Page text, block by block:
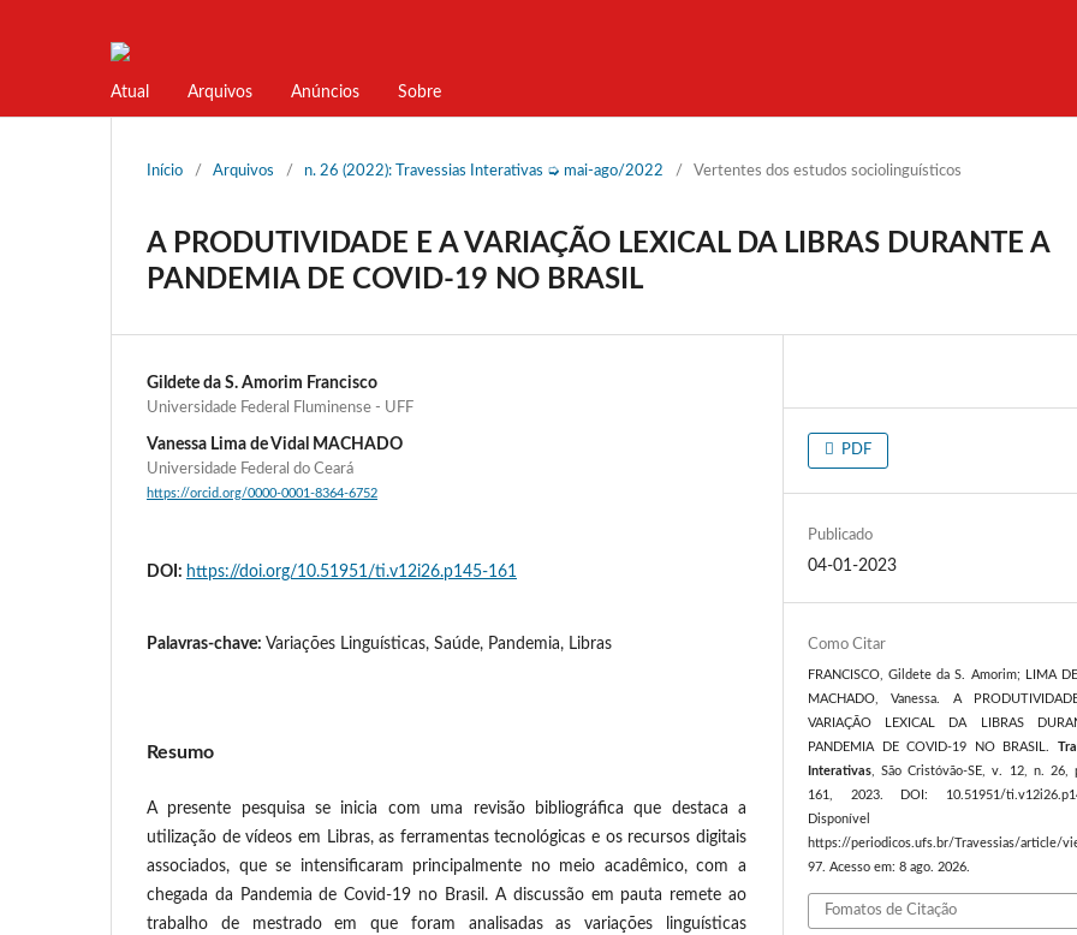
Atual Arquivos Anúncios Sobre
Início / Arquivos / n. 26 (2022): Travessias Interativas ➭ mai-ago/2022 / Vertentes dos estudos sociolinguísticos
A PRODUTIVIDADE E A VARIAÇÃO LEXICAL DA LIBRAS DURANTE A
PANDEMIA DE COVID-19 NO BRASIL
Gildete da S. Amorim Francisco
Universidade Federal Fluminense - UFF
Vanessa Lima de Vidal MACHADO
Universidade Federal do Ceará
https://orcid.org/0000-0001-8364-6752
DOI: https://doi.org/10.51951/ti.v12i26.p145-161
Palavras-chave: Variações Linguísticas, Saúde, Pandemia, Libras
Resumo
A presente pesquisa se inicia com uma revisão bibliográfica que destaca a
utilização de vídeos em Libras, as ferramentas tecnológicas e os recursos digitais
associados, que se intensificaram principalmente no meio acadêmico, com a
chegada da Pandemia de Covid-19 no Brasil. A discussão em pauta remete ao
trabalho de mestrado em que foram analisadas as variações linguísticas
PDF
Publicado
04-01-2023
Como Citar
FRANCISCO, Gildete da S. Amorim; LIMA
MACHADO, Vanessa. A
VARIAÇÃO LEXICAL DA LIBRAS
PANDEMIA DE COVID-19 NO BRASIL.
Interativas, São Cristóvão-SE, v. 12, n. 26,
161, 2023. DOI: 10.51951/
Disponível
https://periodicos.ufs.br/Travessias/article/
97. Acesso em: 8 ago. 2026.
Fomatos de Citação